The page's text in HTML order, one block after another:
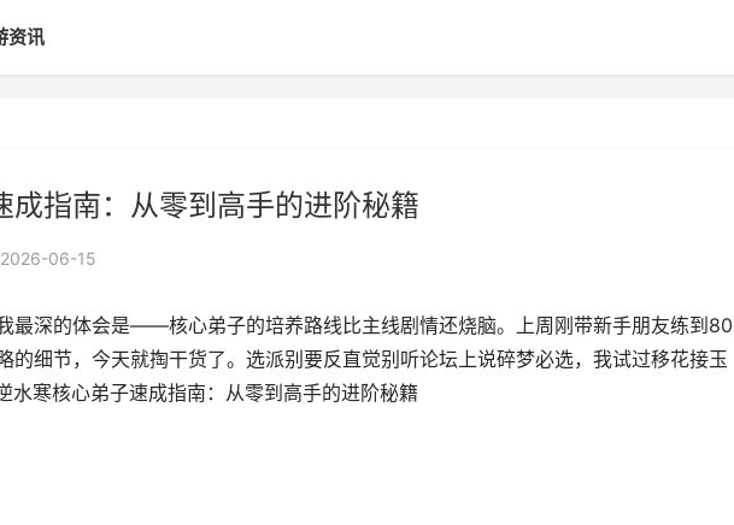
资讯
成指南：从零到高手的进阶秘籍
06-15
最深的体会是——核心弟子的培养路线比主线剧情还烧脑。上周刚带新手朋友练到80
的细节，今天就掏干货了。选派别要反直觉别听论坛上说碎梦必选，我试过移花接玉
水寒核心弟子速成指南：从零到高手的进阶秘籍